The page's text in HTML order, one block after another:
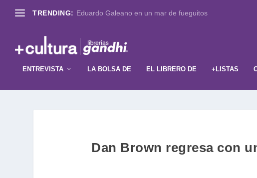
TRENDING: Eduardo Galeano en un mar de fueguitos
ENTREVISTA LA BOLSA DE EL LIBRERO DE +LISTAS
Dan Brown regresa con